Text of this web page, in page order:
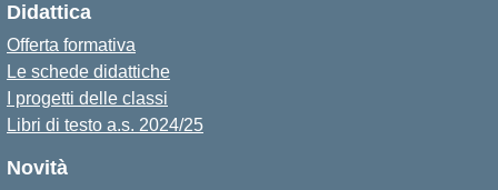
Didattica
Offerta formativa
Le schede didattiche
I progetti delle classi
Libri di testo a.s. 2024/25
Novità